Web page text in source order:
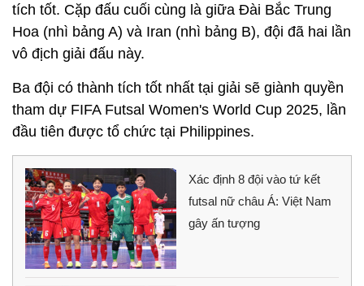
tích tốt. Cặp đấu cuối cùng là giữa Đài Bắc Trung
Hoa (nhì bảng A) và Iran (nhì bảng B), đội đã hai lần
vô địch giải đấu này.
Ba đội có thành tích tốt nhất tại giải sẽ giành quyền
tham dự FIFA Futsal Women's World Cup 2025, lần
đầu tiên được tổ chức tại Philippines.
Xác định 8 đội vào tứ kết
futsal nữ châu Á: Việt Nam
gây ấn tượng